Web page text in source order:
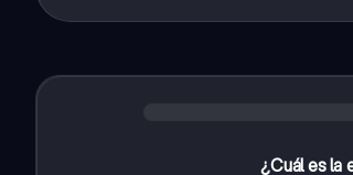
¿Cuál es la